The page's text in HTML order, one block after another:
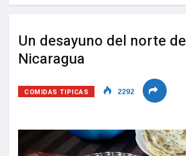
Un desayuno del norte de
Nicaragua
COMIDAS TIPICAS 2292